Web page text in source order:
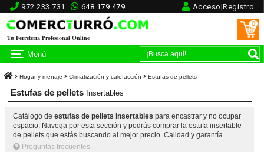
972 233 731 648 179 479 Acceso|Registro
Tu Ferretería Profesional Online
0
Menú
Hogar y menaje Climatización y calefacción Estufas de pellets
Estufas de pellets Insertables
Catálogo de estufas de pellets insertables para encastrar y no ocupar
espacio. Navega por esta sección y podrás comprar la estufa insertable
de pellets que estás buscando al mejor precio. Calidad y garantía.
Preguntas frecuentes